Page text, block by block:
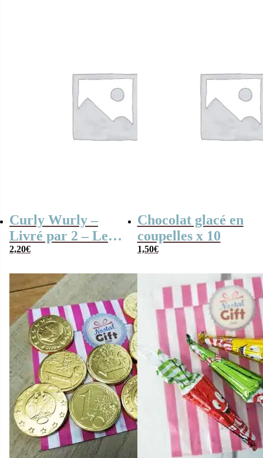
Curly Wurly –
Livré par 2 – Les
3 mousquetaires –
Caramel
2,20€
Chocolat glacé en
coupelles x 10
1,50€